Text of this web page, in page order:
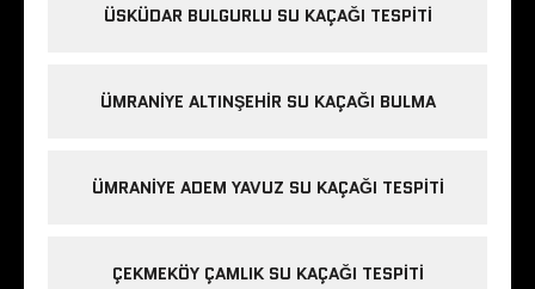
ÜSKÜDAR BULGURLU SU KAÇAĞI TESPITI
ÜMRANIYE ALTINŞEHIR SU KAÇAĞI BULMA
ÜMRANIYE ADEM YAVUZ SU KAÇAĞI TESPITI
ÇEKMEKÖY ÇAMLIK SU KAÇAĞI TESPITI